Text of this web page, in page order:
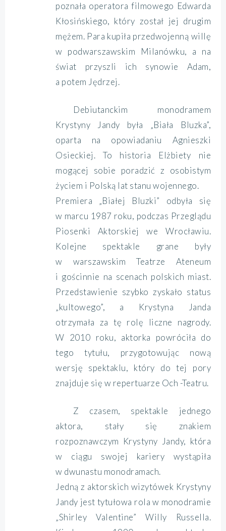
poznała operatora filmowego Edwarda
Kłosińskiego, który został jej drugim
mężem. Para kupiła przedwojenną willę
w podwarszawskim Milanówku, a na
świat przyszli ich synowie Adam,
a potem Jędrzej.
Debiutanckim monodramem
Krystyny Jandy była „Biała Bluzka”,
oparta na opowiadaniu Agnieszki
Osieckiej. To historia Elżbiety nie
mogącej sobie poradzić z osobistym
życiem i Polską lat stanu wojennego.
Premiera „Białej Bluzki” odbyła się
w marcu 1987 roku, podczas Przeglądu
Piosenki Aktorskiej we Wrocławiu.
Kolejne spektakle grane były
w warszawskim Teatrze Ateneum
i gościnnie na scenach polskich miast.
Przedstawienie szybko zyskało status
„kultowego”, a Krystyna Janda
otrzymała za tę rolę liczne nagrody.
W 2010 roku, aktorka powróciła do
tego tytułu, przygotowując nową
wersję spektaklu, który do tej pory
znajduje się w repertuarze Och -Teatru.
Z czasem, spektakle jednego
aktora, stały się znakiem
rozpoznawczym Krystyny Jandy, która
w ciągu swojej kariery wystąpiła
w dwunastu monodramach.
Jedną z aktorskich wizytówek Krystyny
Jandy jest tytułowa rola w monodramie
„Shirley Valentine” Willy Russella.